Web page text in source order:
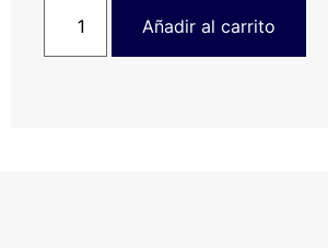
Añadir al carrito